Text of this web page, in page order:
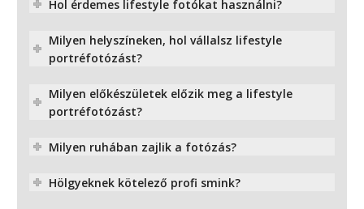
Hol érdemes lifestyle fotókat használni?
Milyen helyszíneken, hol vállalsz lifestyle
portréfotózást?
Milyen előkészületek előzik meg a lifestyle
portréfotózást?
Milyen ruhában zajlik a fotózás?
Hölgyeknek kötelező profi smink?